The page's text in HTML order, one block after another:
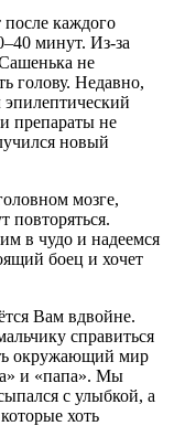
после каждого
минут. Из-за
не
голову. Недавно,
препараты не
новый
мозге,
повторяться.
в чудо и надеемся
боец и хочет
Вам вдвойне.
справиться
окружающий мир
и «папа». Мы
с улыбкой, а
хоть